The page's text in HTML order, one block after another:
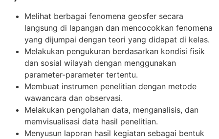
Melihat berbagai fenomena geosfer secara
langsung di lapangan dan mencocokkan fenomena
yang dijumpai dengan teori yang didapat di kelas.
Melakukan pengukuran berdasarkan kondisi fisik
dan sosial wilayah dengan menggunakan
parameter-parameter tertentu.
Membuat instrumen penelitian dengan metode
wawancara dan observasi.
Melakukan pengolahan data, menganalisis, dan
memvisualisasi data hasil penelitian.
Menyusun laporan hasil kegiatan sebagai bentuk